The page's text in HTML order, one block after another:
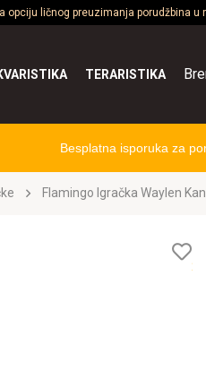
opciju ličnog preuzimanja porudžbina
TERARISTIKA
Besplatna isporuka za
Flamingo Igračka Waylen